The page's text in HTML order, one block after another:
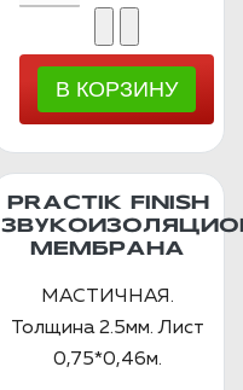
PRACTIK FINISH
МЕМБРАНА
МАСТИЧНАЯ.
Толщина 2.5мм. Лист
0,75*0,46м.